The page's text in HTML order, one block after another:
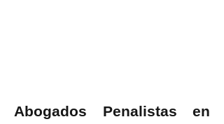
Abogados Penalistas en